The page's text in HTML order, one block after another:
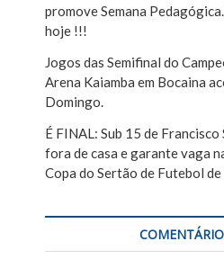
promove Semana
hoje !!!
Jogos das Semifinal do
Arena Kaiamba em Bocaina
Domingo.
É FINAL: Sub 15 de
fora de casa e garante vaga
Copa do Sertão de Futebol de